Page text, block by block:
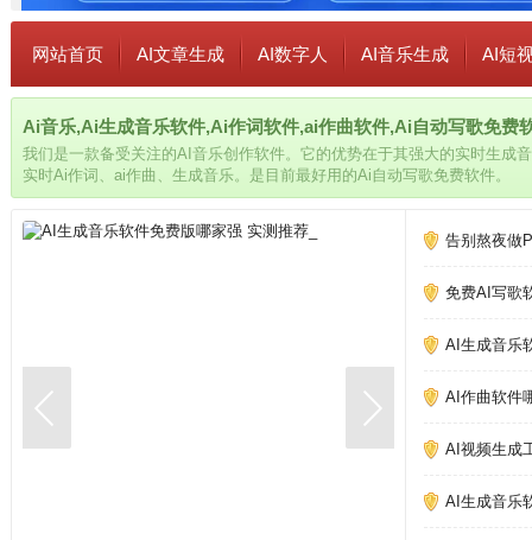
网站首页 AI文章生成 AI数字人 AI音乐生成 AI短
Ai音乐,Ai生成音乐软件,Ai作词软件,ai作曲软件,Ai自动写歌免费
我们是一款备受关注的AI音乐创作软件。它的优势在于其强大的实时生成
实时Ai作词、ai作曲、生成音乐。是目前最好用的Ai自动写歌免费软件。
告别熬夜做
免费AI写歌
AI生成音乐
AI作曲软件
AI视频生成
AI生成音乐